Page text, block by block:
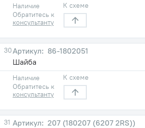
Наличие
Обратитесь к
консультанту
К схеме
30
86-1802051
Шайба
Наличие
Обратитесь к
консультанту
К схеме
31
207 (180207 (6207 2RS))